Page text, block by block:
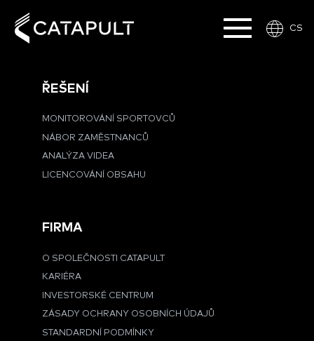
CS
ŘEŠENÍ
MONITOROVÁNÍ SPORTOVCŮ
NÁBOR ZAMĚSTNANCŮ
ANALÝZA VIDEA
LICENCOVÁNÍ OBSAHU
FIRMA
O SPOLEČNOSTI CATAPULT
KARIÉRA
INVESTORSKÉ CENTRUM
ZÁSADY OCHRANY OSOBNÍCH ÚDAJŮ
STANDARDNÍ PODMÍNKY